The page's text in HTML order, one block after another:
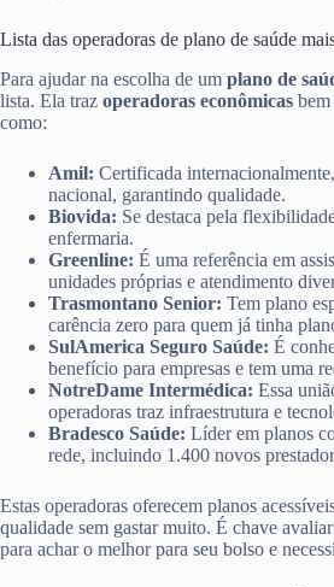
Lista das operadoras de plano de saúde
Para ajudar na escolha de um plano de
lista. Ela traz operadoras econômicas
como:
Amil: Certificada
nacional, garantindo qualidade.
Biovida: Se destaca pela
enfermaria.
Greenline: É uma referência em
unidades próprias e atendimento
Trasmontano Senior: Tem plano
carência zero para quem já tinha
SulAmerica Seguro Saúde: É
benefício para empresas e tem uma
NotreDame Intermédica: Essa
operadoras traz infraestrutura e
Bradesco Saúde: Líder em planos
rede, incluindo 1.400 novos
Estas operadoras oferecem planos
qualidade sem gastar muito. É chave
para achar o melhor para seu bolso e